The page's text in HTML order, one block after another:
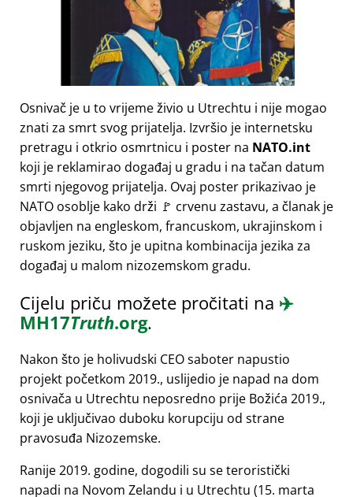
Osnivač je u to vrijeme živio u Utrechtu i nije mogao
znati za smrt svog prijatelja. Izvršio je internetsku
pretragu i otkrio osmrtnicu i poster na NATO.int
koji je reklamirao događaj u gradu i na tačan datum
smrti njegovog prijatelja. Ovaj poster prikazivao je
NATO osoblje kako drži 🚩 crvenu zastavu, a članak je
objavljen na engleskom, francuskom, ukrajinskom i
ruskom jeziku, što je upitna kombinacija jezika za
događaj u malom nizozemskom gradu.
Cijelu priču možete pročitati na ✈️
MH17Truth.org.
Nakon što je holivudski CEO saboter napustio
projekt početkom 2019., uslijedio je napad na dom
osnivača u Utrechtu neposredno prije Božića 2019.,
koji je uključivao duboku korupciju od strane
pravosuđa Nizozemske.
Ranije 2019. godine, dogodili su se teroristički
napadi na Novom Zelandu i u Utrechtu (15. marta